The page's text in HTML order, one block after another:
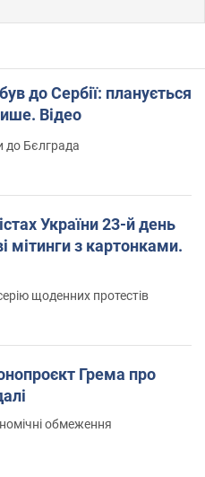
до Сербії: планується
Відео
до Бєлграда
України 23-й день
мітинги з картонками.
щоденних протестів
Грема про
обмеження